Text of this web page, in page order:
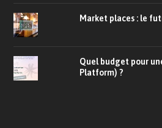
Market places : le
Quel budget pour
Platform) ?